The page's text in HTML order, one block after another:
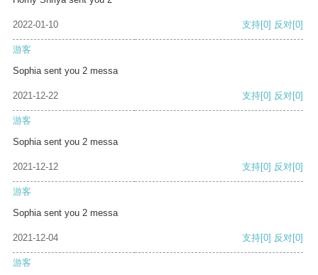
2022-01-10 支持[0] 反对[0]
游客
Sophia sent you 2 messa
2021-12-22 支持[0] 反对[0]
游客
Sophia sent you 2 messa
2021-12-12 支持[0] 反对[0]
游客
Sophia sent you 2 messa
2021-12-04 支持[0] 反对[0]
游客